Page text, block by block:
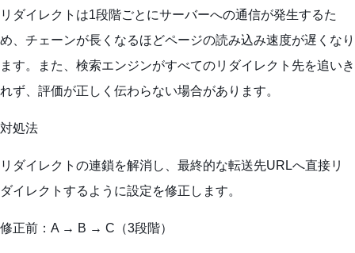
リダイレクトは1段階ごとにサーバーへの通信が発生するた
め、チェーンが長くなるほどページの読み込み速度が遅くなり
ます。また、検索エンジンがすべてのリダイレクト先を追いき
れず、評価が正しく伝わらない場合があります。
対処法
リダイレクトの連鎖を解消し、最終的な転送先URLへ直接リ
ダイレクトするように設定を修正します。
修正前：A → B → C（3段階）